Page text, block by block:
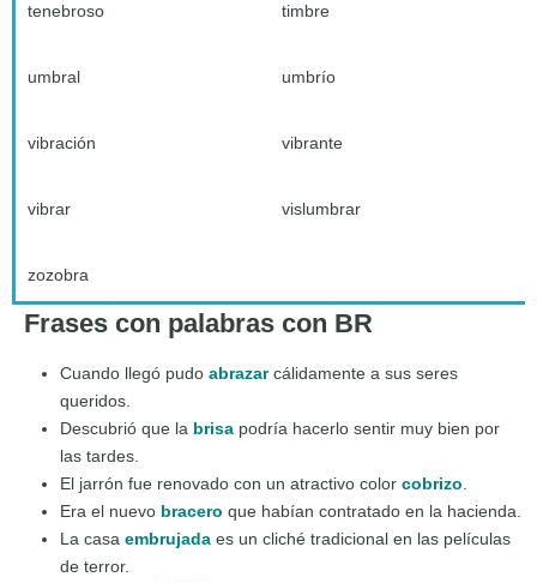
tenebroso timbre
umbral umbrío
vibración vibrante
vibrar vislumbrar
zozobra
Frases con palabras con BR
Cuando llegó pudo abrazarcálidamente a sus seres
queridos.
Descubrió que la brisa podría hacerlo sentir muy bien por
las tardes.
El jarrón fue renovado con un atractivo color cobrizo.
Era el nuevo bracero que habían contratado en la hacienda.
La casa embrujada es un cliché tradicional en las películas
de terror.